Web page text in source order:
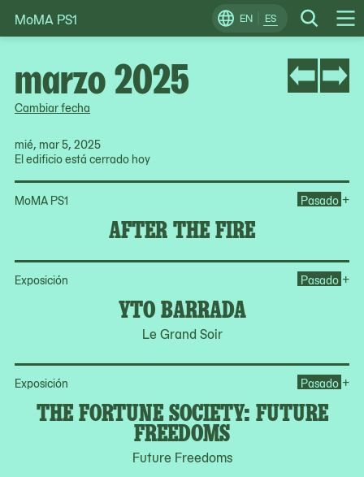
Skip
to
EN ES Search
Change
Locale
MoMA PS1
Cambiar fecha
mié, mar 5, 2025
El edificio está cerrado hoy
MoMA PS1
AFTER THE FIRE
Pasado +
Exposición
YTO BARRADA
Le Grand Soir
Pasado +
Exposición
THE FORTUNE SOCIETY: FUTURE
FREEDOMS
Future Freedoms
Pasado +
marzo 2025